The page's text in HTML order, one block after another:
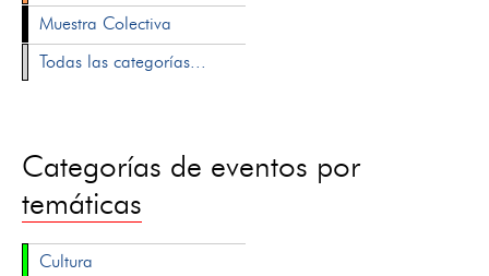
Muestra Colectiva
Todas las categorías...
Categorías de eventos por
temáticas
Cultura